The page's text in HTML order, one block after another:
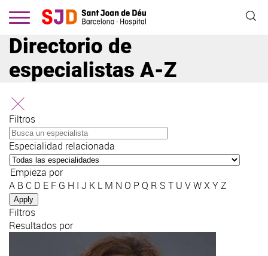
principal
Directorio de
especialistas A-Z
Filtros
Especialidad relacionada
Empieza por
A B C D E F G H I J K L M N O P Q R S T U VWXYZ
Filtros
Resultados por